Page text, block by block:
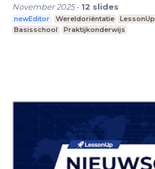
November 2025- 12 slides
newEditor Wereldoriëntatie LessonUp
Basisschool
Praktijkonderwijs